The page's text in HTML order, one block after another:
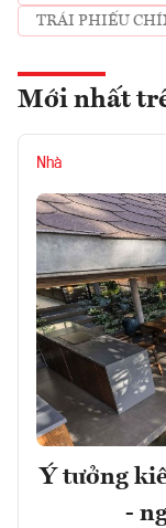
TRÁI PHIẾU
Mới nhất
Nhà
Ý tưởng
-